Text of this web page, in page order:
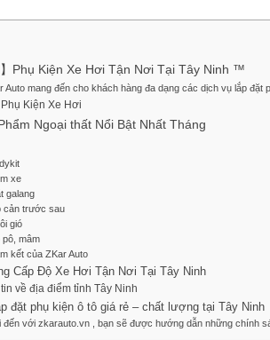
】Phụ Kiện Xe Hơi Tận Nơi Tại Tây Ninh ™
Auto mang đến cho khách hàng đa dạng các dịch vụ lắp đặt
Kiện Xe Hơi
Ngoại thất Nổi Bật Nhất Tháng
xe
galang
cản trước sau
gió
mâm
kết của ZKar Auto
Cấp Độ Xe Hơi Tận Nơi Tại Tây Ninh
về địa điểm tỉnh Tây Ninh
đặt phụ kiện ô tô giá rẻ – chất lượng tại Tây Ninh
đến với zkarauto.vn , bạn sẽ được hướng dẫn những chính